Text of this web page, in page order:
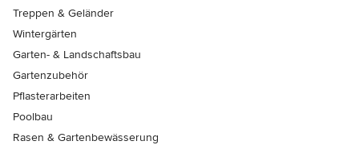
Treppen & Geländer
Wintergärten
Garten- & Landschaftsbau
Gartenzubehör
Pflasterarbeiten
Poolbau
Rasen & Gartenbewässerung